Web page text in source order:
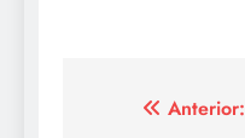
Navegación
Anterior: